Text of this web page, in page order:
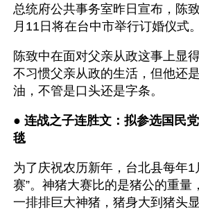
总统府公共事务室昨日宣布，陈
月11日将在台中市举行订婚仪式。
陈致中在面对父亲从政这事上显
不习惯父亲从政的生活，但他还
油，不管是口头还是字条。
● 连战之子连胜文：拟参选国民
毯
为了庆祝农历新年，台北县每年1
赛”。神猪大赛比的是猪公的重量
一排排巨大神猪，猪身大到猪头